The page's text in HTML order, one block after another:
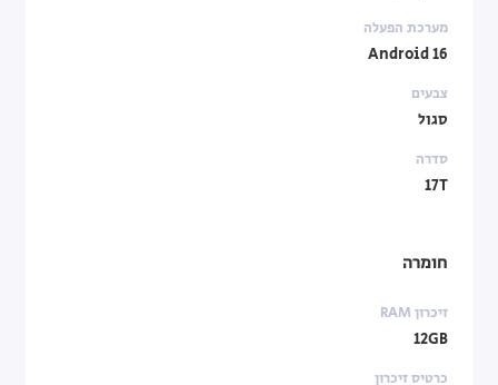
מערכת הפעלה
Android 16
צבעים
סגול
סדרה
17T
חומרה
זיכרון RAM
12GB
כרטיס זיכרון